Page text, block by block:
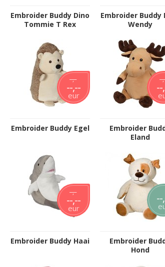
Embroider Buddy Dino
Tommie T Rex
Embroider Buddy
Wendy
--,--
--,--
eur
Embroider Buddy Egel
--
--
Embroider
Eland
--,--
--,--
eur
Embroider Buddy Haai
--
Embroider
Hond